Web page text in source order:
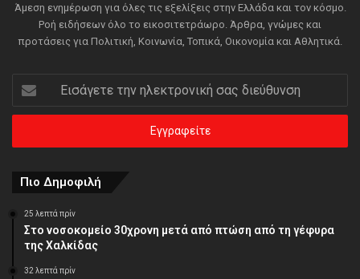
Άμεση ενημέρωση για όλες τις εξελίξεις στην Ελλάδα και τον κόσμο.
Ροή ειδήσεων όλο το εικοσιτετράωρο. Άρθρα, γνώμες και
προτάσεις για Πολιτική, Κοινωνία, Τοπικά, Οικονομία και Αθλητικά.
την
ηλεκτρονική
διεύθυνση
Πιο Δημοφιλή
25 λεπτά πρίν
Στο νοσοκομείο 30χρονη μετά από πτώση από τη γέφυρα
της Χαλκίδας
32 λεπτά πρίν